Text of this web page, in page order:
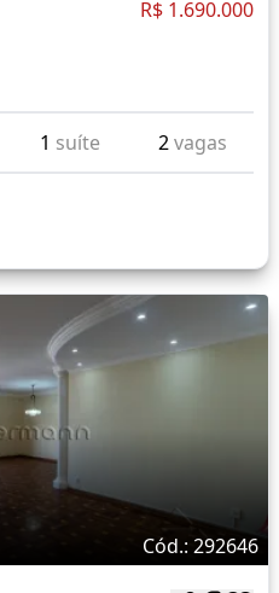
R$ 1.690.000
1 suíte 2vagas
Cód.: 292646